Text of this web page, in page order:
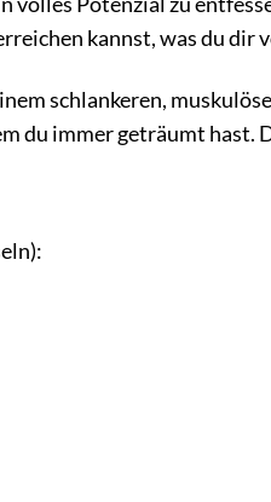
kannst, was du dir
schlankeren,
du immer geträumt hast.